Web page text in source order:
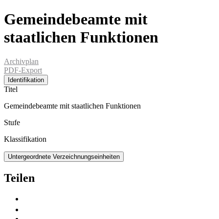
Gemeindebeamte mit
staatlichen Funktionen
Archivplan
PDF-Export
Identifikation
Titel
Gemeindebeamte mit staatlichen Funktionen
Stufe
Klassifikation
Untergeordnete Verzeichnungseinheiten
Teilen